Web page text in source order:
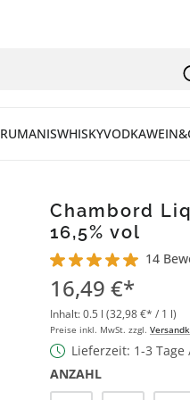
RUMANISWHISKYVODKA
Chambord
16,5% vol
Durchschnittliche
14
16,49 €*
Inhalt:0.5 l (32,98 €* / 1 l)
Preise inkl. MwSt. zzgl.
Lieferzeit: 1-3
ANZAHL